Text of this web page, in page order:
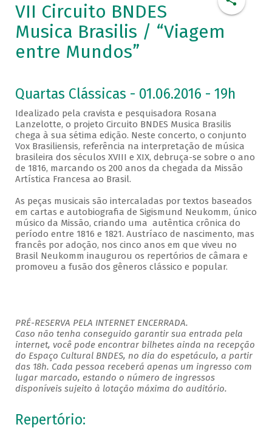
VII Circuito BNDES
Musica Brasilis / “Viagem
entre Mundos”
Quartas Clássicas - 01.06.2016 - 19h
Idealizado pela cravista e pesquisadora Rosana
Lanzelotte, o projeto Circuito BNDES Musica Brasilis
chega à sua sétima edição. Neste concerto, o conjunto
Vox Brasiliensis, referência na interpretação de música
brasileira dos séculos XVIII e XIX, debruça-se sobre o ano
de 1816, marcando os 200 anos da chegada da Missão
Artística Francesa ao Brasil.
As peças musicais são intercaladas por textos baseados
em cartas e autobiografia de Sigismund Neukomm, único
músico da Missão, criando uma autêntica crônica do
período entre 1816 e 1821. Austríaco de nascimento, mas
francês por adoção, nos cinco anos em que viveu no
Brasil Neukomm inaugurou os repertórios de câmara e
promoveu a fusão dos gêneros clássico e popular.
PRÉ-RESERVA PELA INTERNET ENCERRADA.
Caso não tenha conseguido garantir sua entrada pela
internet, você pode encontrar bilhetes ainda na recepção
do Espaço Cultural BNDES, no dia do espetáculo, a partir
das 18h. Cada pessoa receberá apenas um ingresso com
lugar marcado, estando o número de ingressos
disponíveis sujeito à lotação máxima do auditório.
Repertório: